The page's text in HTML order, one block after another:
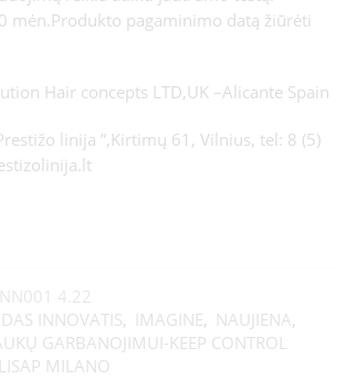
mėn.Produkto pagaminimo datą žiūrėti
Hair concepts LTD,UK –Alicante Spain
linija ”,Kirtimų 61, Vilnius, tel: 8 (5)
INN001 4.22
INNOVATIS, IMAGINE, NAUJIENA,
GARBANOJIMUI-KEEP CONTROL
MILANO